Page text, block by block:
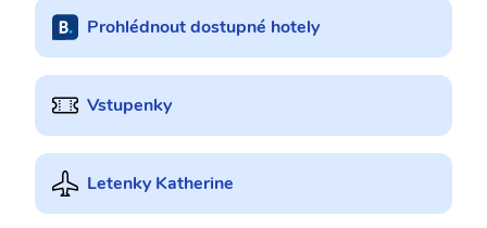
Prohlédnout dostupné hotely
Vstupenky
Letenky Katherine